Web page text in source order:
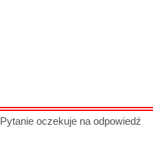
Pytanie oczekuje na odpowiedź